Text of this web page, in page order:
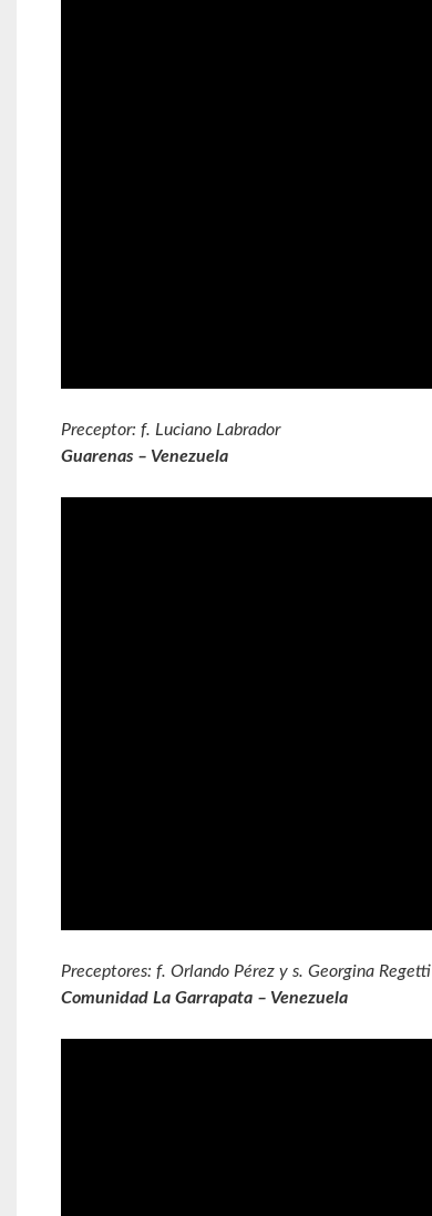
Preceptor: f. Luciano Labrador
Guarenas – Venezuela
Preceptores: f. Orlando Pérez y s. Georgina Regetti
Comunidad La Garrapata – Venezuela